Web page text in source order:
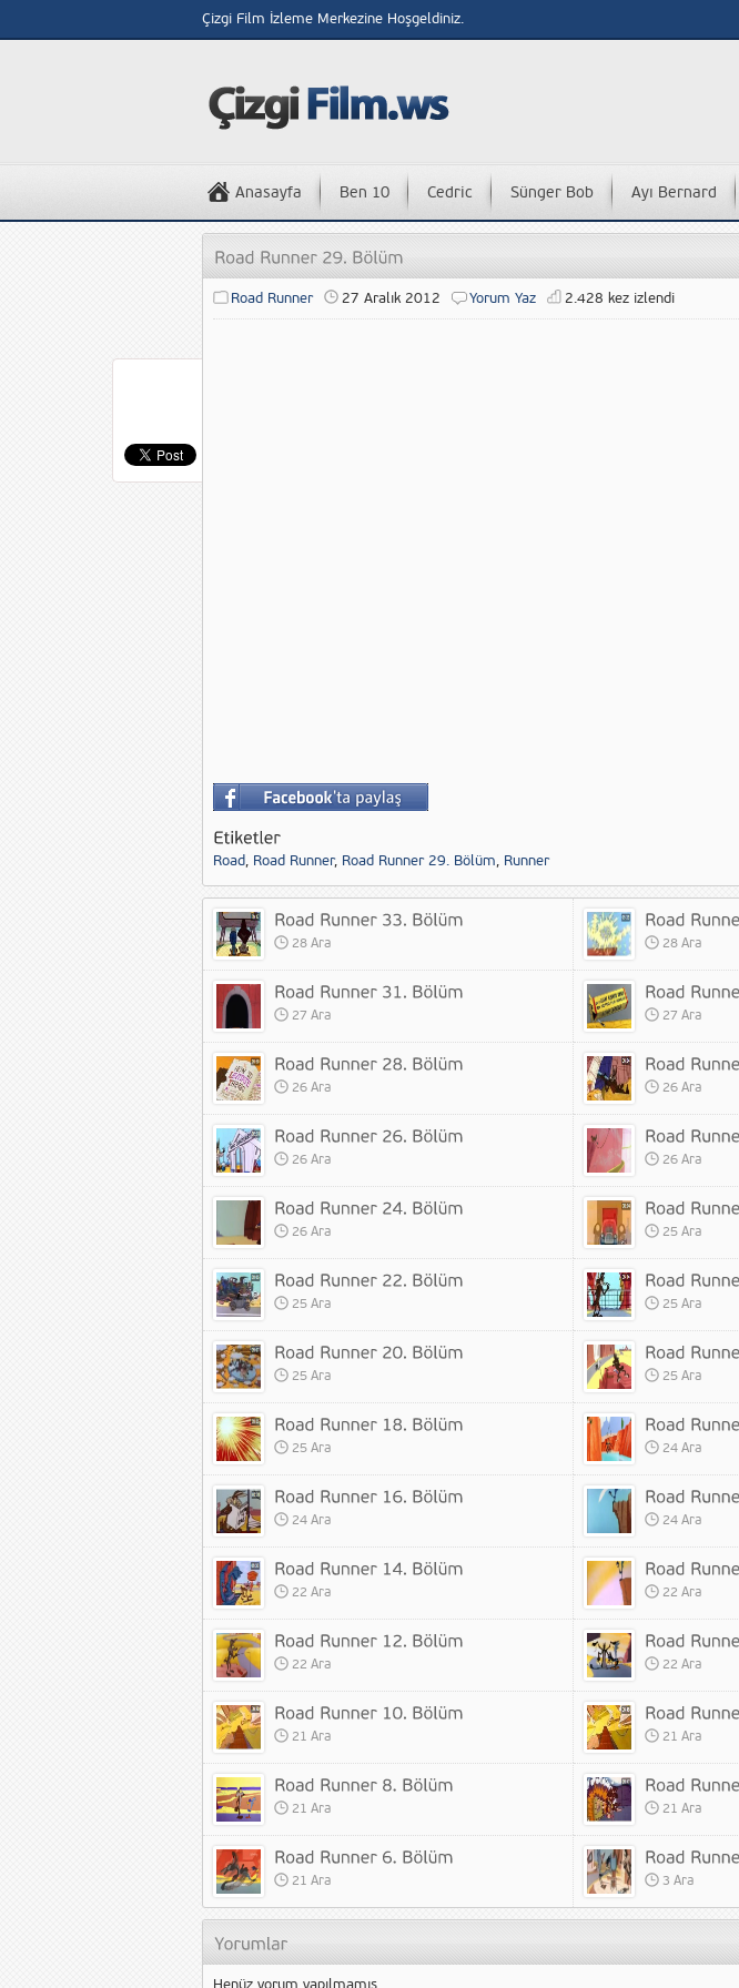
Çizgi Film İzleme Merkezine Hoşgeldiniz.
Anasayfa Ben 10 Cedric Sünger Bob Ayı Bernard
Road Runner 27 Aralık 2012 Yorum Yaz 2.428 kez izlendi
Road, Road Runner, Road Runner 29. Bölüm, Runner
28 Ara 28 Ara
27 Ara 27 Ara
26 Ara 26 Ara
26 Ara 26 Ara
26 Ara 25 Ara
25 Ara 25 Ara
25 Ara 25 Ara
25 Ara 24 Ara
24 Ara 24 Ara
22 Ara 22 Ara
22 Ara 22 Ara
21 Ara 21 Ara
21 Ara 21 Ara
21 Ara 3 Ara